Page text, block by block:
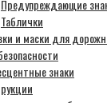
Предупреждающие
Таблички
и маски для
знаки